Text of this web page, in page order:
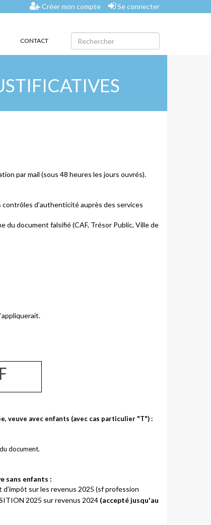
Créer mon compte Se connecter
CONTACT
par mail (sous 48 heures les jours ouvrés).
d’authenticité auprès des services
document falsifié (CAF, Trésor Public, Ville de
veuve avec enfants (avec cas particulier "T") :
document.
sans enfants :
sur les revenus 2025 (sf profession
2025 sur revenus 2024 (accepté jusqu'au